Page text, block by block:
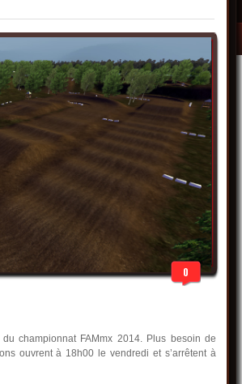
0
championnat FAMmx 2014. Plus besoin de
ouvrent à 18h00 le vendredi et s’arrêtent à